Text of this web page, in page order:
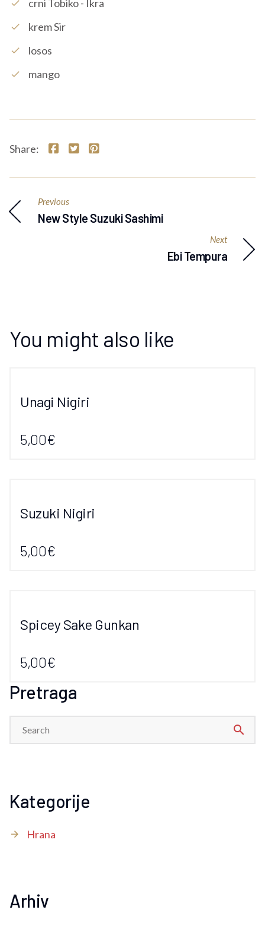
check Crni Tobiko - Ikra
check Krem Sir
check Losos
check Mango
Share:
Previous
New Style Suzuki Sashimi
Next
Ebi Tempura
You might also like
Unagi Nigiri
5,00€
Suzuki Nigiri
5,00€
Spicey Sake Gunkan
5,00€
Pretraga
search
Kategorije
Hrana
Arhiv